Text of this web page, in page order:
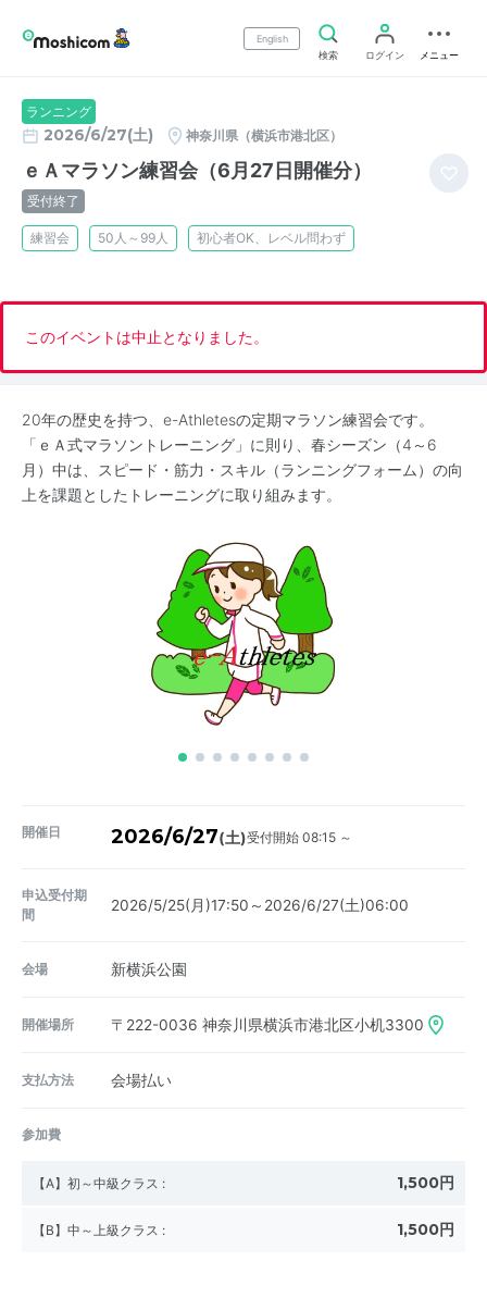
English
検索
ログイン メニュー
ランニング
2026/6/27(土) 神奈川県（横浜市港北区）
ｅＡマラソン練習会（6月27日開催分）
受付終了
練習会 50人～99人 初心者OK、レベル問わず
このイベントは中止となりました。
20年の歴史を持つ、e-Athletesの定期マラソン練習会です。
「ｅＡ式マラソントレーニング」に則り、春シーズン（4～6
月）中は、スピード・筋力・スキル（ランニングフォーム）の向
上を課題としたトレーニングに取り組みます。
開催日 2026/6/27(土)受付開始 08:15 ～
申込受付期
間
2026/5/25(月)17:50～2026/6/27(土)06:00
会場 新横浜公園
開催場所 〒222-0036 神奈川県横浜市港北区小机3300
支払方法 会場払い
参加費
【A】初～中級クラス : 1,500円
【B】中～上級クラス : 1,500円